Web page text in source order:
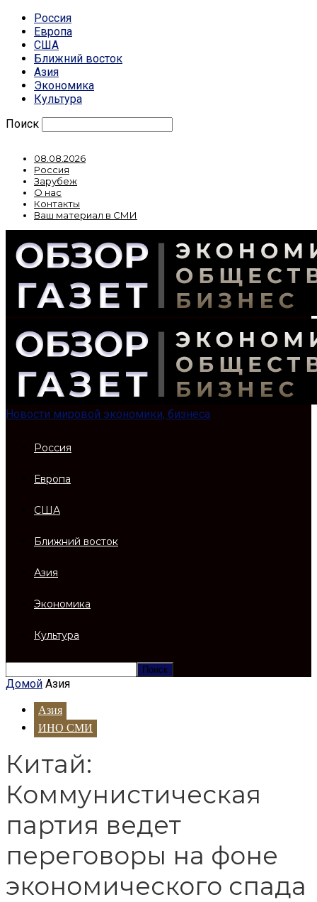
Россия
Европа
США
Ближний восток
Азия
Экономика
Культура
Поиск
08.08.2026
Россия
Зарубеж
О нас
Контакты
Ваш материал в СМИ
Новости мировой экономики, бизнеса
Россия
Европа
США
Ближний восток
Азия
Экономика
Культура
Домой Азия
Азия
ИНО СМИ
Китай:
Коммунистическая
партия ведет
переговоры на фоне
экономического спада